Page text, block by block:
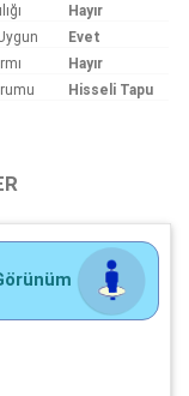
Hayır
Evet
Hayır
Hisseli Tapu